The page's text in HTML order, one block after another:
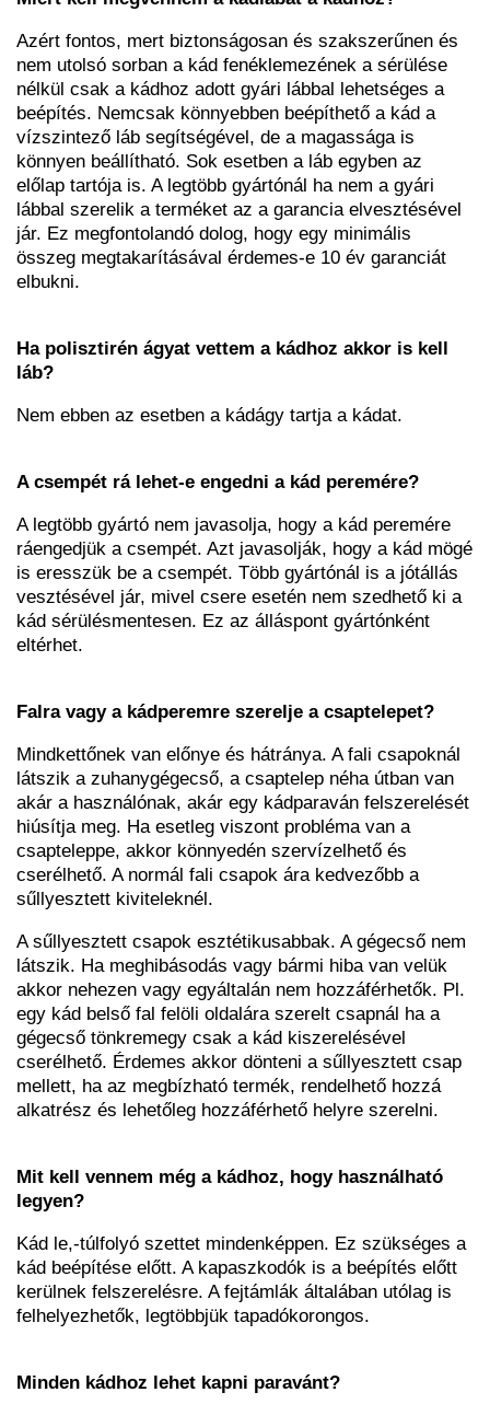
Azért fontos, mert biztonságosan és szakszerűnen és
nem utolsó sorban a kád fenéklemezének a sérülése
nélkül csak a kádhoz adott gyári lábbal lehetséges a
beépítés. Nemcsak könnyebben beépíthető a kád a
vízszintező láb segítségével, de a magassága is
könnyen beállítható. Sok esetben a láb egyben az
előlap tartója is. A legtöbb gyártónál ha nem a gyári
lábbal szerelik a terméket az a garancia elvesztésével
jár. Ez megfontolandó dolog, hogy egy minimális
összeg megtakarításával érdemes-e 10 év garanciát
elbukni.
Ha polisztirén ágyat vettem a kádhoz akkor is kell
láb?
Nem ebben az esetben a kádágy tartja a kádat.
A csempét rá lehet-e engedni a kád peremére?
A legtöbb gyártó nem javasolja, hogy a kád peremére
ráengedjük a csempét. Azt javasolják, hogy a kád mögé
is eresszük be a csempét. Több gyártónál is a jótállás
vesztésével jár, mivel csere esetén nem szedhető ki a
kád sérülésmentesen. Ez az álláspont gyártónként
eltérhet.
Falra vagy a kádperemre szerelje a csaptelepet?
Mindkettőnek van előnye és hátránya. A fali csapoknál
látszik a zuhanygégecső, a csaptelep néha útban van
akár a használónak, akár egy kádparaván felszerelését
hiúsítja meg. Ha esetleg viszont probléma van a
csapteleppe, akkor könnyedén szervízelhető és
cserélhető. A normál fali csapok ára kedvezőbb a
sűllyesztett kiviteleknél.
A sűllyesztett csapok esztétikusabbak. A gégecső nem
látszik. Ha meghibásodás vagy bármi hiba van velük
akkor nehezen vagy egyáltalán nem hozzáférhetők. Pl.
egy kád belső fal felöli oldalára szerelt csapnál ha a
gégecső tönkremegy csak a kád kiszerelésével
cserélhető. Érdemes akkor dönteni a sűllyesztett csap
mellett, ha az megbízható termék, rendelhető hozzá
alkatrész és lehetőleg hozzáférhető helyre szerelni.
Mit kell vennem még a kádhoz, hogy használható
legyen?
Kád le,-túlfolyó szettet mindenképpen. Ez szükséges a
kád beépítése előtt. A kapaszkodók is a beépítés előtt
kerülnek felszerelésre. A fejtámlák általában utólag is
felhelyezhetők, legtöbbjük tapadókorongos.
Minden kádhoz lehet kapni paravánt?